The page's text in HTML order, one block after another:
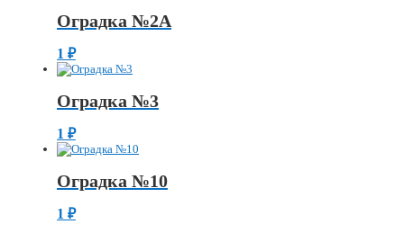
Оградка №2А
1 ₽
Оградка №3
1 ₽
Оградка №10
1 ₽